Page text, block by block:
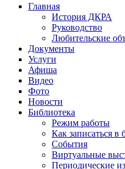
Главная
История ДКРА
Руководство
Любительские
Документы
Услуги
Афиша
Видео
Фото
Новости
Библиотека
Режим работы
Как записаться в
События
Виртуальные
Периодические